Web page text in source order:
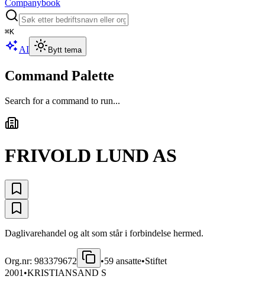
Companybook
⌘K
AI Bytt tema
Command Palette
Search for a command to run...
FRIVOLD LUND AS
Daglivarehandel og alt som står i forbindelse hermed.
Org.nr: 983379672 •59 ansatte•Stiftet
2001 •KRISTIANSAND S